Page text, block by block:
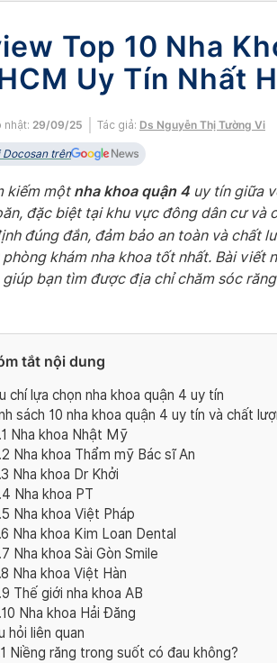
Top 10 Nha
Uy Tín Nhất
nhật: 29/09/25 Tác giả: Ds Nguyễn Thị Tường Vi
Docosan trên
kiếm một nha khoa quận 4uy tín giữa
đặc biệt tại khu vực đông dân cư và
đúng đắn, đảm bảo an toàn và chất
phòng khám nha khoa tốt nhất. Bài viết
giúp bạn tìm được địa chỉ chăm sóc
tắt nội dung
chí lựa chọn nha khoa quận 4 uy tín
sách 10 nha khoa quận 4 uy tín và chất
Nha khoa Nhật Mỹ
Nha khoa Thẩm mỹ Bác sĩ An
Nha khoa Dr Khởi
Nha khoa PT
Nha khoa Việt Pháp
Nha khoa Kim Loan Dental
Nha khoa Sài Gòn Smile
Nha khoa Việt Hàn
Thế giới nha khoa AB
Nha khoa Hải Đăng
hỏi liên quan
Niềng răng trong suốt có đau không?